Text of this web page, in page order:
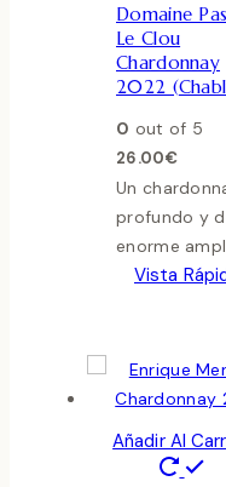
Domaine
Le Clou
Chardonnay
2022
0 out of 5
26.00€
Un
profundo y
enorme
Vista
Añadir Al